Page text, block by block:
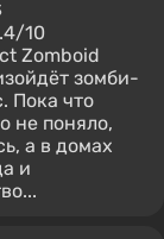
10
Zomboid
зомби-
Пока что
не поняло,
а в домах
и